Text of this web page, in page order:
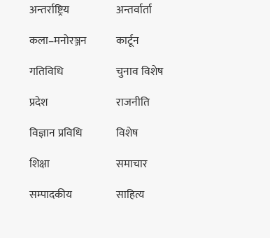
अन्तर्राष्ट्रिय
अन्तर्वार्ता
कला–मनोरञ्जन
कार्टून
गतिविधि
चुनाव विशेष
प्रदेश
राजनीति
विज्ञान प्रविधि
विशेष
शिक्षा
समाचार
सम्पादकीय
साहित्य